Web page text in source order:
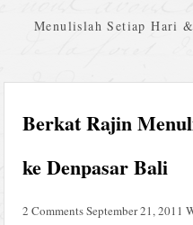
Menulislah Setiap Hari
Berkat Rajin
ke Denpasar Bali
2 CommentsSeptember 21, 2011